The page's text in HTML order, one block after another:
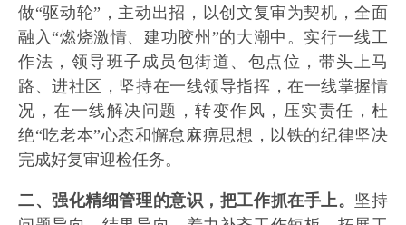
做“驱动轮”，主动出招，以创文复审为契机，全面
融入“燃烧激情、建功胶州”的大潮中。实行一线工
作法，领导班子成员包街道、包点位，带头上马
路、进社区，坚持在一线领导指挥，在一线掌握情
况，在一线解决问题，转变作风，压实责任，杜
绝“吃老本”心态和懈怠麻痹思想，以铁的纪律坚决
完成好复审迎检任务。
二、强化精细管理的意识，把工作抓在手上。 坚持